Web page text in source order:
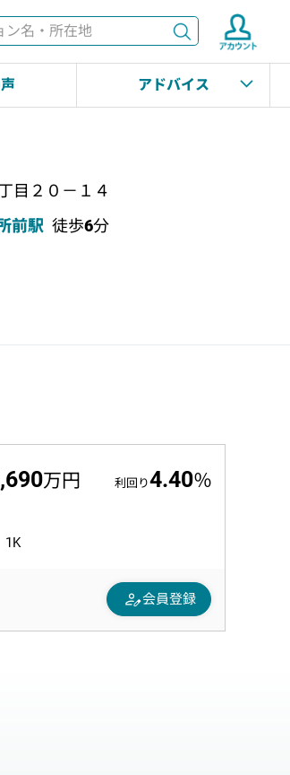
検索
アドバイス
目２０－１４
前駅 徒歩6分
万円 利回り4.40％
1K
person_edit会員登録